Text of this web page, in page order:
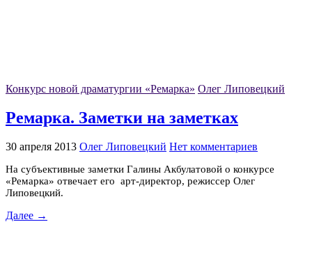
Конкурс новой драматургии «Ремарка» Олег Липовецкий
Ремарка. Заметки на заметках
30 апреля 2013 Олег Липовецкий Нет комментариев
На субъективные заметки Галины Акбулатовой о конкурсе
«Ремарка» отвечает его арт-директор, режиссер Олег
Липовецкий.
Далее →